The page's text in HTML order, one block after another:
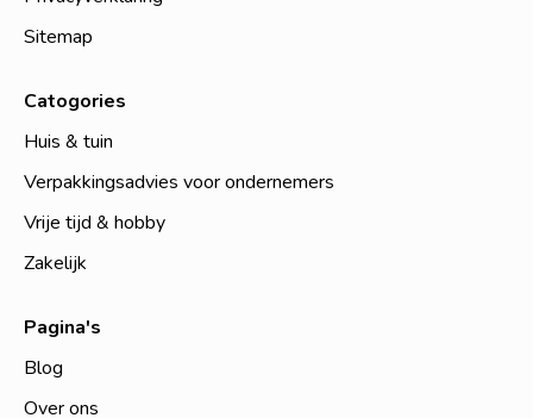
Sitemap
Catogories
Huis & tuin
Verpakkingsadvies voor ondernemers
Vrije tijd & hobby
Zakelijk
Pagina's
Blog
Over ons